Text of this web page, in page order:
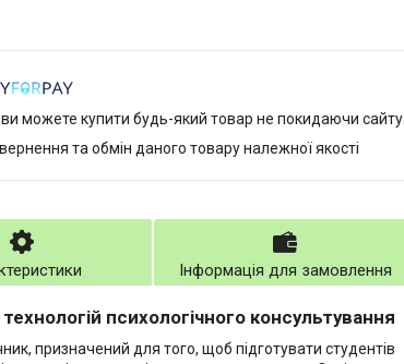
ви можете купити будь-який товар не покидаючи сайту.
та обмін даного товару належної якості
Інформація для замовлення
психологічного консультування
призначений для того, щоб підготувати студентів